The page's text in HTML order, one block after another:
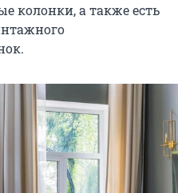
колонки, а также есть